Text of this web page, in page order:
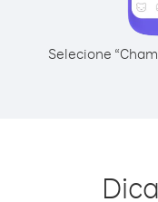
Selecione